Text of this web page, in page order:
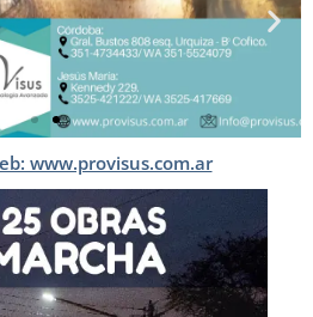
www.provisus.com.ar